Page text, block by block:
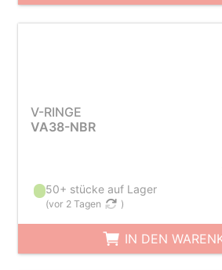
V-RINGE
VA38-NBR
50+ stücke auf Lager
(vor 2 Tagen )
IN DEN